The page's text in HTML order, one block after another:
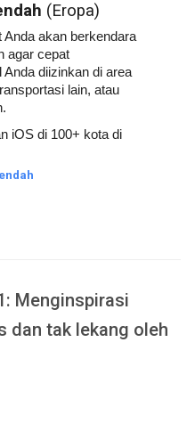
(Eropa)
Anda akan berkendara
agar cepat
diizinkan di area
lain, atau
iOS di 100+ kota di
Menginspirasi
dan tak lekang oleh